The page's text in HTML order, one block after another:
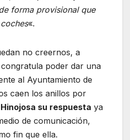
forma provisional que
«.
no creernos, a
poder dar una
al Ayuntamiento de
caen los anillos por
su respuesta ya
de comunicación,
fin que ella.